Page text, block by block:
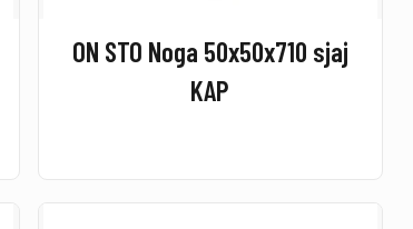
ON STO Noga 50x50x710 sjaj
KAP